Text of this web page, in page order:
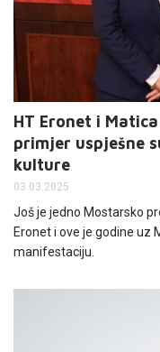
HT Eronet i
primjer uspješne
kulture
03.03.2025
Još je jedno Mostarsko
Eronet i ove je godine uz
manifestaciju.